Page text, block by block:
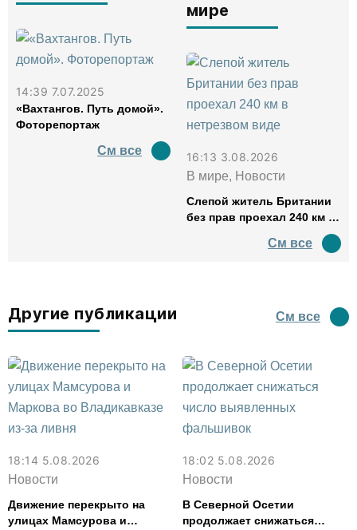
14:39 7.07.2025
«Вахтангов. Путь домой».
Фоторепортаж
См все
мире
16:13 3.08.2026
В мире, Новости
Слепой житель Британии
без прав проехал 240 км в
См все
Другие публикации См все
18:14 5.08.2026
Новости
Движение перекрыто на
улицах Мамсурова и
18:02 5.08.2026
Новости
В Северной Осетии
продолжает снижаться